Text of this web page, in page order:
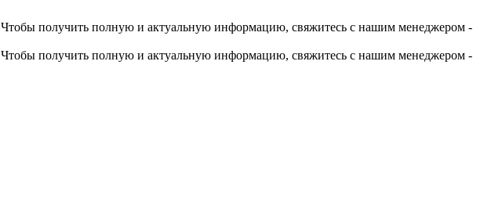
Чтобы получить полную и актуальную информацию, свяжитесь с нашим менеджером -
Чтобы получить полную и актуальную информацию, свяжитесь с нашим менеджером -